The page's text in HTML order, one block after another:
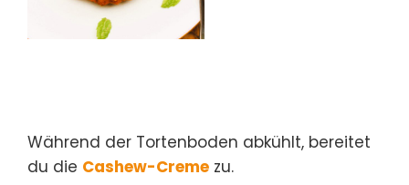
Während der Tortenboden abkühlt, bereitet
du die Cashew-Creme zu.